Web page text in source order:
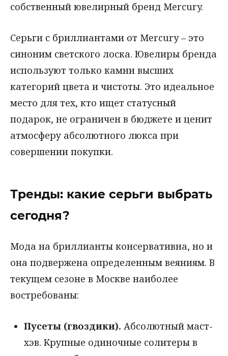
собственный ювелирный бренд Mercury.
Серьги с бриллиантами от Mercury – это
синоним светского лоска. Ювелиры бренда
используют только камни высших
категорий цвета и чистоты. Это идеальное
место для тех, кто ищет статусный
подарок, не ограничен в бюджете и ценит
атмосферу абсолютного люкса при
совершении покупки.
Тренды: какие серьги выбрать
сегодня?
Мода на бриллианты консервативна, но и
она подвержена определенным веяниям. В
текущем сезоне в Москве наиболее
востребованы:
Пусеты (гвоздики). Абсолютный маст-
хэв. Крупные одиночные солитеры в